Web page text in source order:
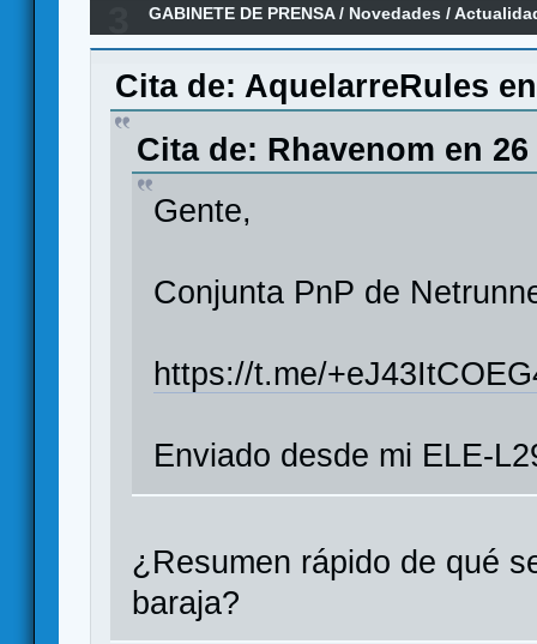
GABINETE DE PRENSA/ Novedades /
Cita de: AquelarreRules
Cita de: Rhavenom en
Gente,
Conjunta PnP de
https://t.me/
Enviado desde mi ELE-
¿Resumen rápido de qué
baraja?